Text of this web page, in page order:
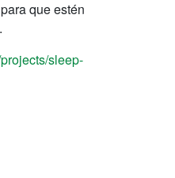
que estén
sleep-